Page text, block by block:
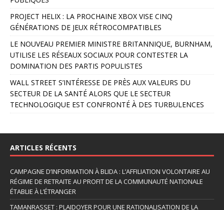
t
i
v
e
:
PROJECT HELIX : LA PROCHAINE XBOX VISE CINQ
GÉNÉRATIONS DE JEUX RÉTROCOMPATIBLES
LE NOUVEAU PREMIER MINISTRE BRITANNIQUE, BURNHAM,
UTILISE LES RÉSEAUX SOCIAUX POUR CONTESTER LA
DOMINATION DES PARTIS POPULISTES
WALL STREET S’INTÉRESSE DE PRÈS AUX VALEURS DU
SECTEUR DE LA SANTÉ ALORS QUE LE SECTEUR
TECHNOLOGIQUE EST CONFRONTÉ À DES TURBULENCES
ARTICLES RÉCENTS
CAMPAGNE D’INFORMATION À BLIDA : L’AFFILIATION VOLONTAIRE AU
RÉGIME DE RETRAITE AU PROFIT DE LA COMMUNAUTÉ NATIONALE
ÉTABLIE À L’ÉTRANGER
TAMANRASSET : PLAIDOYER POUR UNE RATIONALISATION DE LA